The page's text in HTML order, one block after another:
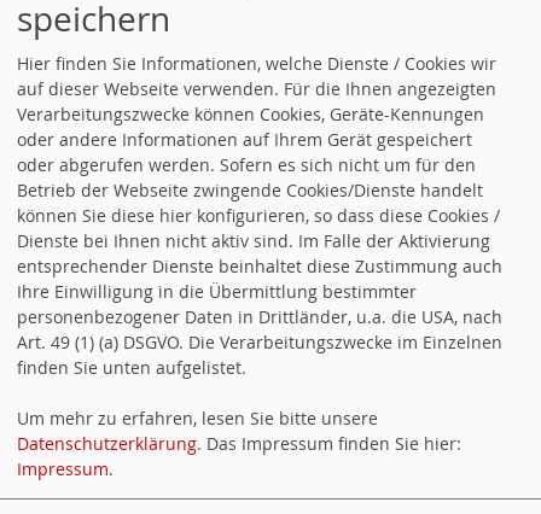
Die Jusos auf Facebook
Mach mit!
speichern
Hier finden Sie Informationen, welche Dienste / Cookies wir
auf dieser Webseite verwenden. Für die Ihnen angezeigten
Verarbeitungszwecke können Cookies, Geräte-Kennungen
oder andere Informationen auf Ihrem Gerät gespeichert
oder abgerufen werden. Sofern es sich nicht um für den
Betrieb der Webseite zwingende Cookies/Dienste handelt
können Sie diese hier konfigurieren, so dass diese Cookies /
Dienste bei Ihnen nicht aktiv sind. Im Falle der Aktivierung
entsprechender Dienste beinhaltet diese Zustimmung auch
Ihre Einwilligung in die Übermittlung bestimmter
personenbezogener Daten in Drittländer, u.a. die USA, nach
Art. 49 (1) (a) DSGVO. Die Verarbeitungszwecke im Einzelnen
finden Sie unten aufgelistet.
Um mehr zu erfahren, lesen Sie bitte unsere
Datenschutzerklärung. Das Impressum finden Sie hier:
Impressum.